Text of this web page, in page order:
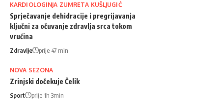
KARDIOLOGINJA ZUMRETA KUŠLJUGIĆ
Sprječavanje dehidracije i pregrijavanja
ključni za očuvanje zdravlja srca tokom
vrućina
Zdravlje prije 47 min
NOVA SEZONA
Zrinjski dočekuje Čelik
Sport prije 1h 3min